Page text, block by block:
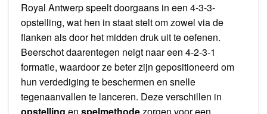
Royal Antwerp speelt doorgaans in een 4-3-3-
opstelling, wat hen in staat stelt om zowel via de
flanken als door het midden druk uit te oefenen.
Beerschot daarentegen neigt naar een 4-2-3-1
formatie, waardoor ze beter zijn gepositioneerd om
hun verdediging te beschermen en snelle
tegenaanvallen te lanceren. Deze verschillen in